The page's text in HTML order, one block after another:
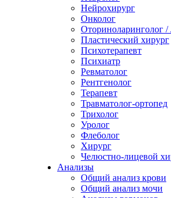
Нейрохирург
Онколог
Оториноларинголог
Пластический хирург
Психотерапевт
Психиатр
Ревматолог
Рентгенолог
Терапевт
Травматолог-ортопед
Трихолог
Уролог
Флеболог
Хирург
Челюстно-лицевой
Анализы
Общий анализ крови
Общий анализ мочи